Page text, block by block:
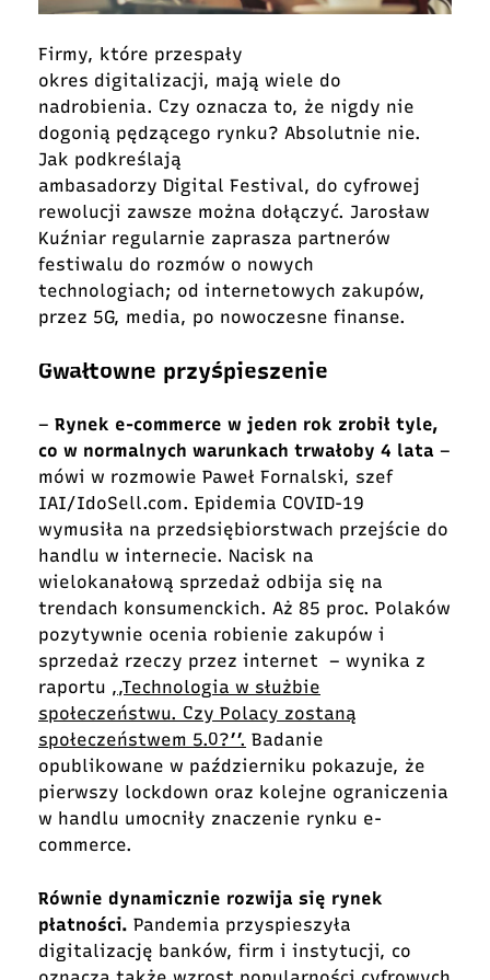
Firmy, które przespały
okres digitalizacji, mają wiele do
nadrobienia. Czy oznacza to, że nigdy nie
dogonią pędzącego rynku? Absolutnie nie.
Jak podkreślają
ambasadorzy Digital Festival, do cyfrowej
rewolucji zawsze można dołączyć. Jarosław
Kuźniar regularnie zaprasza partnerów
festiwalu do rozmów o nowych
technologiach; od internetowych zakupów,
przez 5G, media, po nowoczesne finanse.
Gwałtowne przyśpieszenie
– Rynek e-commerce w jeden rok zrobił tyle,
co w normalnych warunkach trwałoby 4 lata –
mówi w rozmowie Paweł Fornalski, szef
IAI/IdoSell.com. Epidemia COVID-19
wymusiła na przedsiębiorstwach przejście do
handlu w internecie. Nacisk na
wielokanałową sprzedaż odbija się na
trendach konsumenckich. Aż 85 proc. Polaków
pozytywnie ocenia robienie zakupów i
sprzedaż rzeczy przez internet – wynika z
raportu ,,Technologia w służbie
społeczeństwu. Czy Polacy zostaną
społeczeństwem 5.0?’’. Badanie
opublikowane w październiku pokazuje, że
pierwszy lockdown oraz kolejne ograniczenia
w handlu umocniły znaczenie rynku e-
commerce.
Równie dynamicznie rozwija się rynek
płatności. Pandemia przyspieszyła
digitalizację banków, firm i instytucji, co